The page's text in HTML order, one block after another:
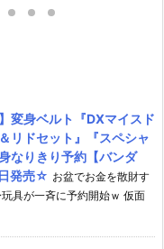
より
変身ベルト『DXマイスド
リドセット』『スペシャ
なりきり予約【バンダ
発売☆ お盆でお金を散財す
具が一斉に予約開始ｗ 仮面